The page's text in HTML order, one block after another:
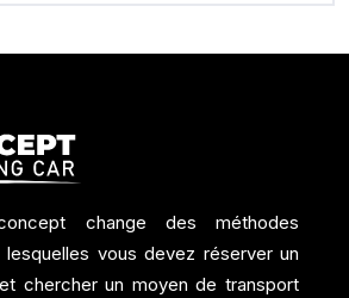
change des méthodes
lesquelles vous devez réserver un
chercher un moyen de transport